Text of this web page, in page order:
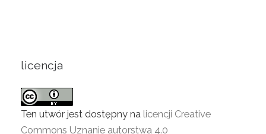
licencja
Ten utwór jest dostępny na licencji Creative
Commons Uznanie autorstwa 4.0